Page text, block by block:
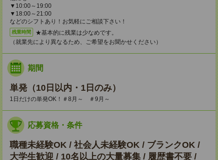
▼10:00～19:00
▼18:00～21:00
などのシフトあり！お気軽にご相談下さい！
残業時間
★基本的に残業は少なめです。
（就業先により異なるため、ご希望をお聞かせください）
期間
単発（10日以内・1日のみ）
1日だけの単発OK！＃8月～ ＃9月～
応募資格・条件
職種未経験OK / 社会人未経験OK / ブランクOK /
大学生歓迎 / 10名以上の大量募集 / 履歴書不要 /